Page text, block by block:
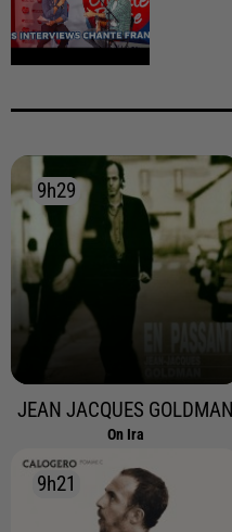
9h29
9h29
JEAN JACQUES GOLDMAN
On Ira
9h21
9h21